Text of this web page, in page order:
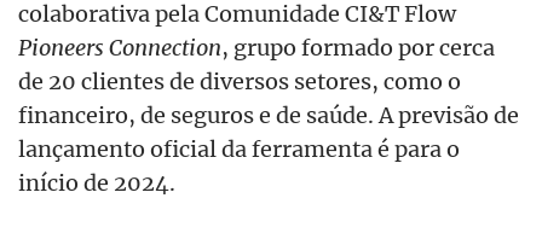
colaborativa pela Comunidade CI&T Flow
Pioneers Connection, grupo formado por cerca
de 20 clientes de diversos setores, como o
financeiro, de seguros e de saúde. A previsão de
lançamento oficial da ferramenta é para o
início de 2024.